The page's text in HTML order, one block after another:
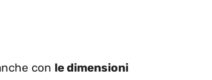
con le dimensioni